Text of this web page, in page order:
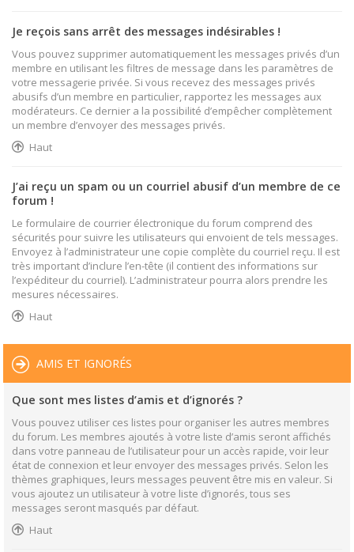
Je reçois sans arrêt des messages indésirables !
Vous pouvez supprimer automatiquement les messages privés d’un
membre en utilisant les filtres de message dans les paramètres de
votre messagerie privée. Si vous recevez des messages privés
abusifs d’un membre en particulier, rapportez les messages aux
modérateurs. Ce dernier a la possibilité d’empêcher complètement
un membre d’envoyer des messages privés.
Haut
J’ai reçu un spam ou un courriel abusif d’un membre de ce
forum !
Le formulaire de courrier électronique du forum comprend des
sécurités pour suivre les utilisateurs qui envoient de tels messages.
Envoyez à l’administrateur une copie complète du courriel reçu. Il est
très important d’inclure l’en-tête (il contient des informations sur
l’expéditeur du courriel). L’administrateur pourra alors prendre les
mesures nécessaires.
Haut
AMIS ET IGNORÉS
Que sont mes listes d’amis et d’ignorés ?
Vous pouvez utiliser ces listes pour organiser les autres membres
du forum. Les membres ajoutés à votre liste d’amis seront affichés
dans votre panneau de l’utilisateur pour un accès rapide, voir leur
état de connexion et leur envoyer des messages privés. Selon les
thèmes graphiques, leurs messages peuvent être mis en valeur. Si
vous ajoutez un utilisateur à votre liste d’ignorés, tous ses
messages seront masqués par défaut.
Haut